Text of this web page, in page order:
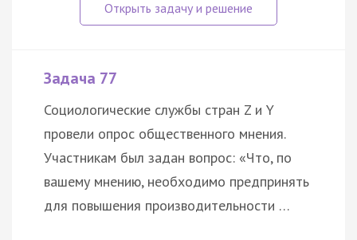
Задача 77
Социологические службы стран Z и Y
провели опрос общественного мнения.
Участникам был задан вопрос: «Что, по
вашему мнению, необходимо предпринять
для повышения производительности …